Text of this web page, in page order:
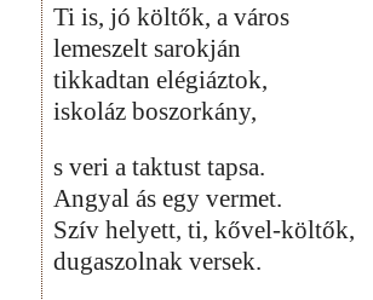
Ti is, jó költők, a város
lemeszelt sarokján
tikkadtan elégiáztok,
iskoláz boszorkány,
s veri a taktust tapsa.
Angyal ás egy vermet.
Szív helyett, ti, kővel-költők,
dugaszolnak versek.